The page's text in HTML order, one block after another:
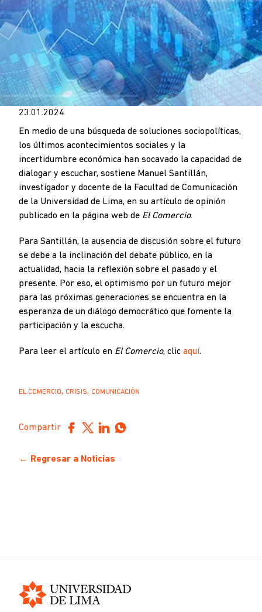
23.01.2024
En medio de una búsqueda de soluciones sociopolíticas,
los últimos acontecimientos sociales y la
incertidumbre económica han socavado la capacidad de
dialogar y escuchar, sostiene Manuel Santillán,
investigador y docente de la Facultad de Comunicación
de la Universidad de Lima, en su artículo de opinión
publicado en la página web de El Comercio.
Para Santillán, la ausencia de discusión sobre el futuro
se debe a la inclinación del debate público, en la
actualidad, hacia la reflexión sobre el pasado y el
presente. Por eso, el optimismo por un futuro mejor
para las próximas generaciones se encuentra en la
esperanza de un diálogo democrático que fomente la
participación y la escucha.
Para leer el artículo en El Comercio, clic aquí.
EL COMERCIO, CRISIS, COMUNICACIÓN
Compartir
← Regresar a Noticias